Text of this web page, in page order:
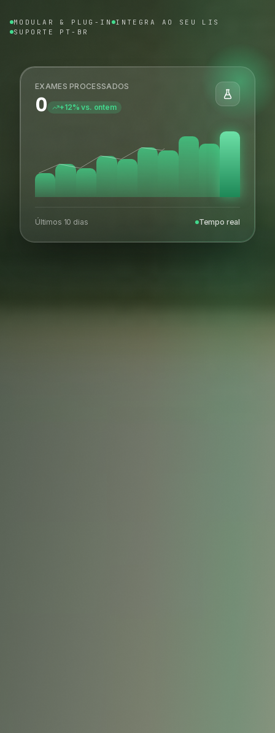
MODULAR & PLUG-IN INTEGRA AO SEU LIS
SUPORTE PT-BR
EXAMES PROCESSADOS
0 +12% vs. ontem
Últimos 10 dias Tempo real